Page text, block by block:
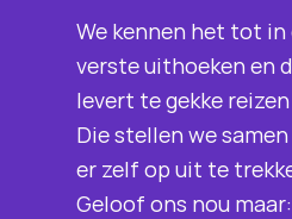
We kennen het tot in
verste uithoeken en
levert te gekke
Die stellen we
er zelf op uit te
Geloof ons nou